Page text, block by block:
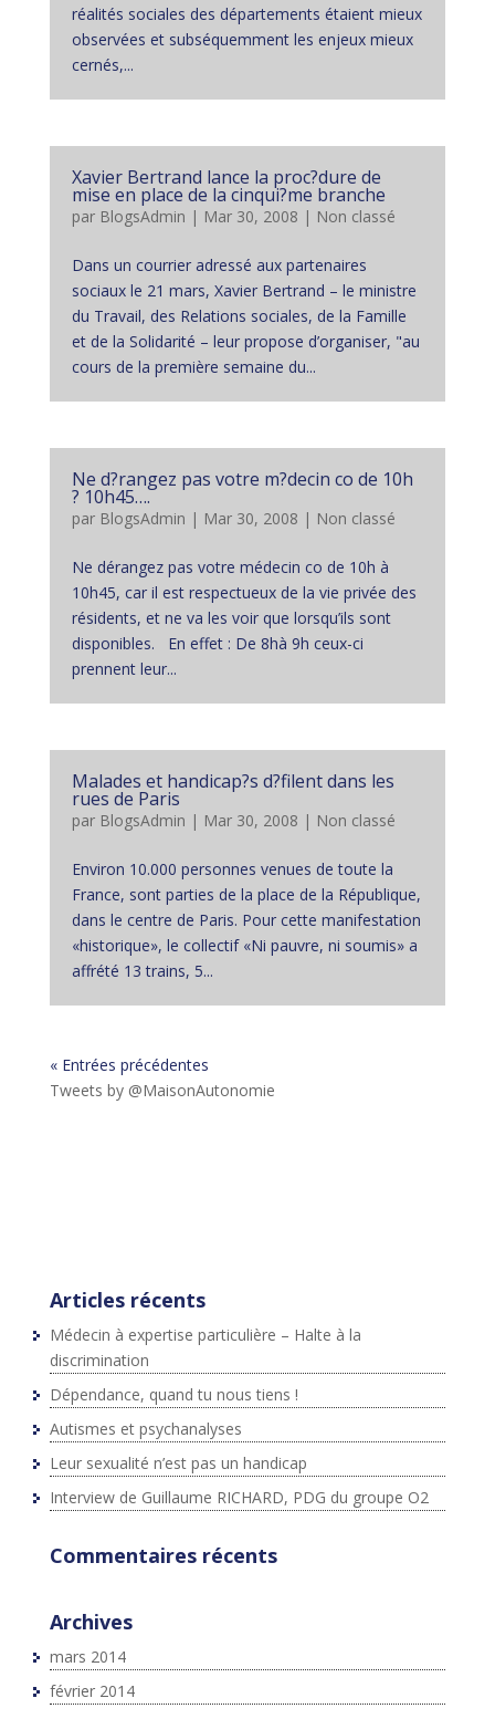
réalités sociales des départements étaient mieux
observées et subséquemment les enjeux mieux
cernés,...
Xavier Bertrand lance la proc?dure de
mise en place de la cinqui?me branche
par BlogsAdmin | Mar 30, 2008 | Non classé
Dans un courrier adressé aux partenaires
sociaux le 21 mars, Xavier Bertrand – le ministre
du Travail, des Relations sociales, de la Famille
et de la Solidarité – leur propose d’organiser, "au
cours de la première semaine du...
Ne d?rangez pas votre m?decin co de 10h
? 10h45….
par BlogsAdmin | Mar 30, 2008 | Non classé
Ne dérangez pas votre médecin co de 10h à
10h45, car il est respectueux de la vie privée des
résidents, et ne va les voir que lorsqu’ils sont
disponibles. En effet : De 8hà 9h ceux-ci
prennent leur...
Malades et handicap?s d?filent dans les
rues de Paris
par BlogsAdmin | Mar 30, 2008 | Non classé
Environ 10.000 personnes venues de toute la
France, sont parties de la place de la République,
dans le centre de Paris. Pour cette manifestation
«historique», le collectif «Ni pauvre, ni soumis» a
affrété 13 trains, 5...
« Entrées précédentes
Tweets by @MaisonAutonomie
Articles récents
Médecin à expertise particulière – Halte à la
discrimination
Dépendance, quand tu nous tiens !
Autismes et psychanalyses
Leur sexualité n’est pas un handicap
Interview de Guillaume RICHARD, PDG du groupe O2
Commentaires récents
Archives
mars 2014
février 2014